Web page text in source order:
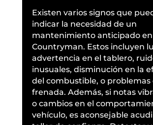
Existen varios signos que
indicar la necesidad de un
mantenimiento anticipado
Countryman. Estos incluyen
advertencia en el tablero,
inusuales, disminución en la
del combustible, o problemas
frenada. Además, si notas
o cambios en el
vehículo, es aconsejable